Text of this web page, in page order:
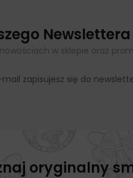
Newslettera
w sklepie oraz
zapisujesz się do
oryginalny